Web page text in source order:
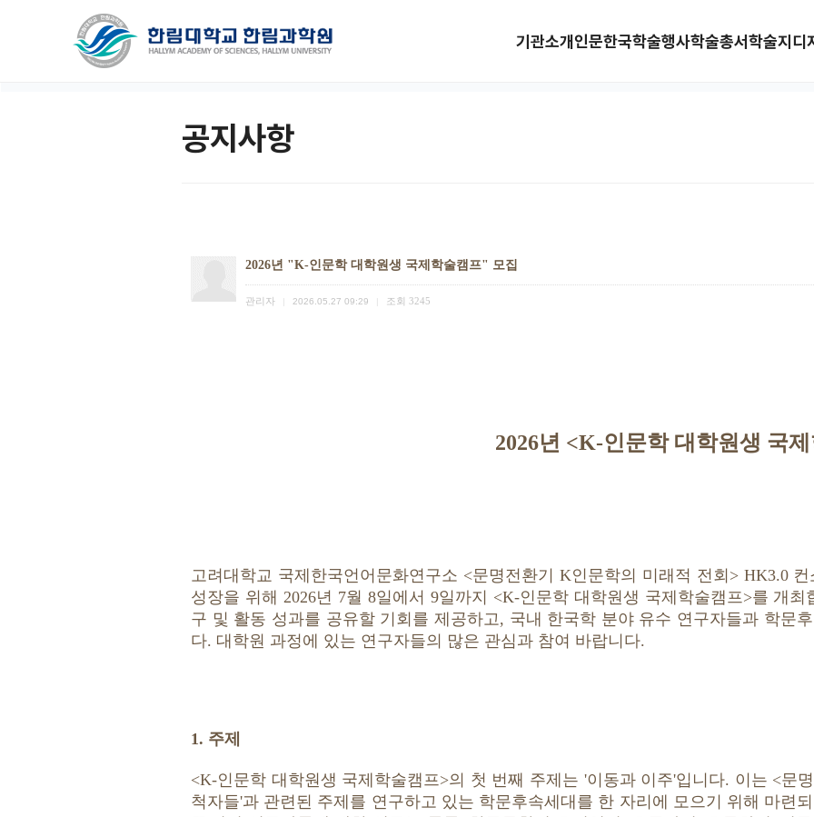
기관소개인문한국학술행사학술총서학술지디
공지사항
2026년 "K-인문학 대학원생 국제학술캠프" 모집
관리자 2026.05.27 09:29 조회 3245
2026년 <K-인문학 대학원생 국
고려대학교 국제한국언어문화연구소 <문명전환기 K인문학의 미래적 전회> HK3.0
성장을 위해 2026년 7월 8일에서 9일까지 <K-인문학 대학원생 국제학술캠프>를 개
구 및 활동 성과를 공유할 기회를 제공하고, 국내 한국학 분야 유수 연구자들과 학문
다. 대학원 과정에 있는 연구자들의 많은 관심과 참여 바랍니다.
1. 주제
<K-인문학 대학원생 국제학술캠프>의 첫 번째 주제는 '이동과 이주'입니다. 이는 <문
척자들'과 관련된 주제를 연구하고 있는 학문후속세대를 한 자리에 모으기 위해 마련